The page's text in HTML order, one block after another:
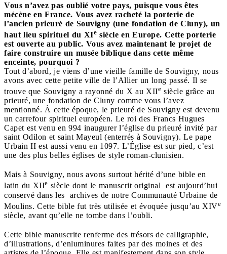
Vous n’avez pas oublié votre pays, puisque vous êtes
mécène en France. Vous avez racheté la porterie de
l’ancien prieuré de Souvigny (une fondation de Cluny), un
haut lieu spirituel du XIe siècle en Europe. Cette porterie
est ouverte au public. Vous avez maintenant le projet de
faire construire un musée biblique dans cette même
enceinte, pourquoi ?
Tout d’abord, je viens d’une vieille famille de Souvigny, nous
avons avec cette petite ville de l’Allier un long passé. Il se
trouve que Souvigny a rayonné du X au XIIe siècle grâce au
prieuré, une fondation de Cluny comme vous l’avez
mentionné. À cette époque, le prieuré de Souvigny est devenu
un carrefour spirituel européen. Le roi des Francs Hugues
Capet est venu en 994 inaugurer l’église du prieuré invité par
saint Odilon et saint Mayeul (enterrés à Souvigny). Le pape
Urbain II est aussi venu en 1097. L’Église est sur pied, c’est
une des plus belles églises de style roman-clunisien.
Mais à Souvigny, nous avons surtout hérité d’une bible en
latin du XIIe siècle dont le manuscrit original est aujourd’hui
conservé dans les archives de notre Communauté Urbaine de
Moulins. Cette bible fut très utilisée et évoquée jusqu’au XIVe
siècle, avant qu’elle ne tombe dans l’oubli.
Cette bible manuscrite renferme des trésors de calligraphie,
d’illustrations, d’enluminures faites par des moines et des